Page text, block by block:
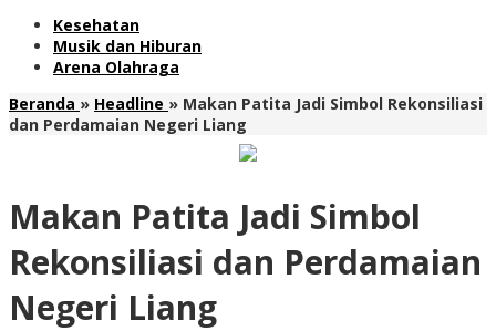
Kesehatan
Musik dan Hiburan
Arena Olahraga
Beranda » Headline » Makan Patita Jadi Simbol Rekonsiliasi
dan Perdamaian Negeri Liang
Makan Patita Jadi Simbol
Rekonsiliasi dan Perdamaian
Negeri Liang